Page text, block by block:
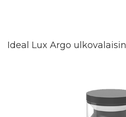
Ideal Lux Argo ulkovalaisin